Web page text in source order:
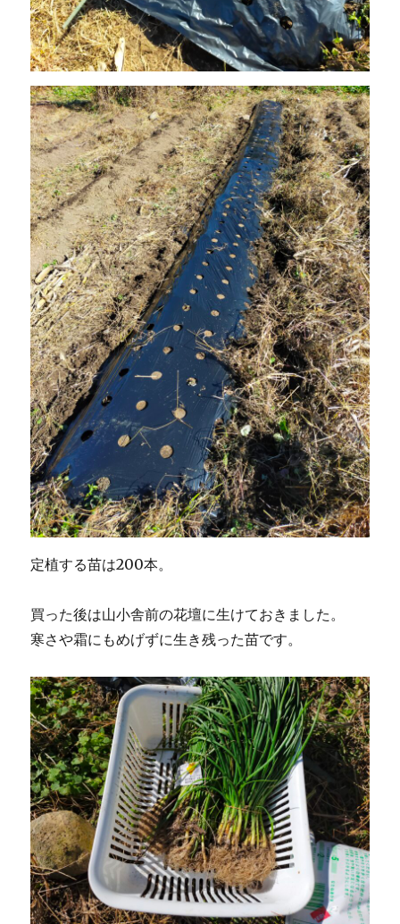
定植する苗は200本。
買った後は山小舎前の花壇に生けておきました。
寒さや霜にもめげずに生き残った苗です。